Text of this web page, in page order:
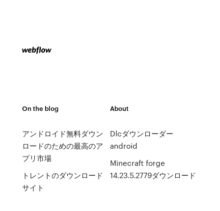
On the blog
アンドロイド無料ダウン
ロードのための最高のア
プリ市場
トレントのダウンロード
サイト
About
Dlcダウンローダー
android
Minecraft forge
14.23.5.2779ダウンロード